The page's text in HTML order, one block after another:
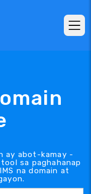
ay abot-kamay -
sa paghahanap
na domain at